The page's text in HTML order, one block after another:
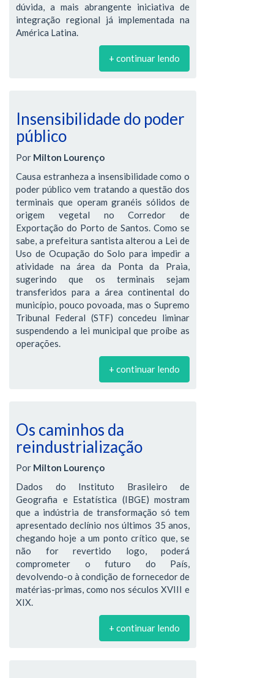
dúvida, a mais abrangente iniciativa de
integração regional já implementada na
América Latina.
+ continuar lendo
Insensibilidade do poder
público
Por Milton Lourenço
Causa estranheza a insensibilidade como o
poder público vem tratando a questão dos
terminais que operam granéis sólidos de
origem vegetal no Corredor de
Exportação do Porto de Santos. Como se
sabe, a prefeitura santista alterou a Lei de
Uso de Ocupação do Solo para impedir a
atividade na área da Ponta da Praia,
sugerindo que os terminais sejam
transferidos para a área continental do
município, pouco povoada, mas o Supremo
Tribunal Federal (STF) concedeu liminar
suspendendo a lei municipal que proíbe as
operações.
+ continuar lendo
Os caminhos da
reindustrialização
Por Milton Lourenço
Dados do Instituto Brasileiro de
Geografia e Estatística (IBGE) mostram
que a indústria de transformação só tem
apresentado declínio nos últimos 35 anos,
chegando hoje a um ponto crítico que, se
não for revertido logo, poderá
comprometer o futuro do País,
devolvendo-o à condição de fornecedor de
matérias-primas, como nos séculos XVIII e
XIX.
+ continuar lendo